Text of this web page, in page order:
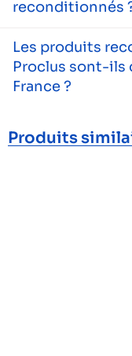
reconditionnés
Les produits
Proclus sont-ils
France ?
Produits